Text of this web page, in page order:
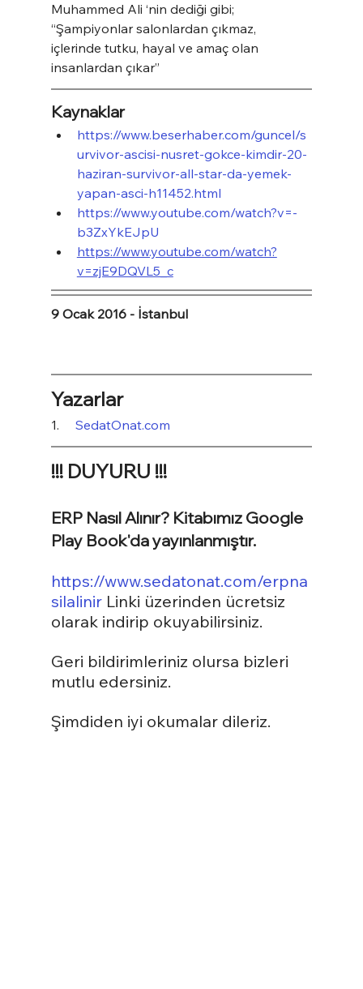
Muhammed Ali ‘nin dediği gibi;
“Şampiyonlar salonlardan çıkmaz,
içlerinde tutku, hayal ve amaç olan
insanlardan çıkar”
Kaynaklar
https://www.beserhaber.com/guncel/s
urvivor-ascisi-nusret-gokce-kimdir-20-
haziran-survivor-all-star-da-yemek-
yapan-asci-h11452.html
https://www.youtube.com/watch?v=-
b3ZxYkEJpU
https://www.youtube.com/watch?
v=zjE9DQVL5_c
9 Ocak 2016 - İstanbul
Yazarlar
1. SedatOnat.com
!!! DUYURU !!!
ERP Nasıl Alınır? Kitabımız Google
Play Book'da yayınlanmıştır.
https://www.sedatonat.com/erpna
silalinir Linki üzerinden ücretsiz
olarak indirip okuyabilirsiniz.
Geri bildirimleriniz olursa bizleri
mutlu edersiniz.
Şimdiden iyi okumalar dileriz.